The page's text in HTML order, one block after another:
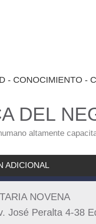
- CONOCIMIENTO -
DEL
altamente
ADICIONAL
NOVENA
José Peralta 4-38